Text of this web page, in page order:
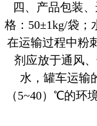
四、产品包装
格：50±1kg/袋
在运输过程中粉
剂应放于通风
水，罐车运输
（5~40）℃的环